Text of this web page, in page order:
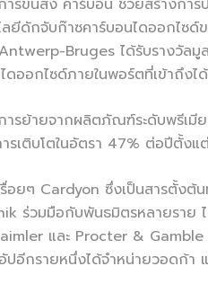
ดักจับก๊าซคาร์บอนไดออกไซ
Bruges ได้รับรางวัล
ออกไซด์ภายในพอร์ตที่เข้าถึงไ
รย้ายจากผลิตภัณฑ์ระดับพรีเ
รเติบโตในอัตรา 47% ต่อปีตั้ง
อยๆ Cardyon ซึ่งเป็นสารตั้ง
ร่วมมือกับพันธมิตรหลายราย
และ Procter &
ปอีกรายหนึ่งได้จำหน่ายวอดก้